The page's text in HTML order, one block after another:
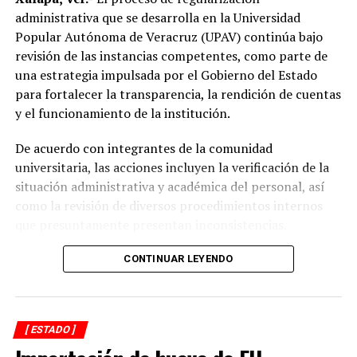
“Mejorar el servicio de energía eléctrica ha sido una
prioridad desde el inicio de mi gobierno y continuaremos
gestionando recursos y proyectos que contribuyan al
desarrollo del municipio y al bienestar de las familias
alvaradeñas”.
Por último, reconoció y agradeció a la gobernadora del
Alvarado, así como a personal directivo de la CFE por la
disposición y coordinación institucional para impulsar
estas importantes acciones en beneficio del municipio.
administrativa que se desarrolla en la Universidad
Popular Autónoma de Veracruz (UPAV) continúa bajo
revisión de las instancias competentes, como parte de
una estrategia impulsada por el Gobierno del Estado
para fortalecer la transparencia, la rendición de cuentas
y el funcionamiento de la institución.
De acuerdo con integrantes de la comunidad
universitaria, las acciones incluyen la verificación de la
situación administrativa y académica del personal, así
como la revisión de diversos procedimientos internos
Entre los aspectos que son objeto de análisis se
encuentran posibles casos de docentes con asignaciones
simultáneas en distintos centros de estudio, la
validación de documentación académica de directivos,
adeudos en la entrega de calificaciones, denuncias por
CONTINUAR LEYENDO
[ ESTADO ]